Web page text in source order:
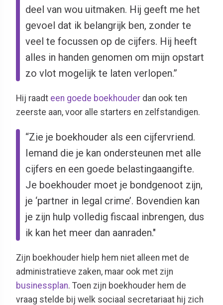
deel van wou uitmaken. Hij geeft me het
gevoel dat ik belangrijk ben, zonder te
veel te focussen op de cijfers. Hij heeft
alles in handen genomen om mijn opstart
zo vlot mogelijk te laten verlopen.”
Hij raadt een goede boekhouder dan ook ten
zeerste aan, voor alle starters en zelfstandigen.
“Zie je boekhouder als een cijfervriend.
Iemand die je kan ondersteunen met alle
cijfers en een goede belastingaangifte.
Je boekhouder moet je bondgenoot zijn,
je ‘partner in legal crime’. Bovendien kan
je zijn hulp volledig fiscaal inbrengen, dus
ik kan het meer dan aanraden."
Zijn boekhouder hielp hem niet alleen met de
administratieve zaken, maar ook met zijn
businessplan. Toen zijn boekhouder hem de
vraag stelde bij welk sociaal secretariaat hij zich